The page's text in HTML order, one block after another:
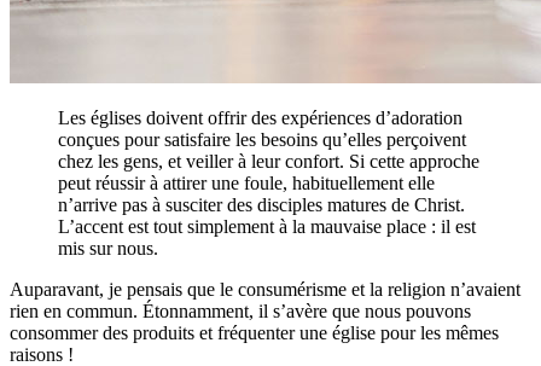
Les églises doivent offrir des expériences d’adoration
conçues pour satisfaire les besoins qu’elles perçoivent
chez les gens, et veiller à leur confort. Si cette approche
peut réussir à attirer une foule, habituellement elle
n’arrive pas à susciter des disciples matures de Christ.
L’accent est tout simplement à la mauvaise place : il est
mis sur nous.
Auparavant, je pensais que le consumérisme et la religion n’avaient
rien en commun. Étonnamment, il s’avère que nous pouvons
consommer des produits et fréquenter une église pour les mêmes
raisons !